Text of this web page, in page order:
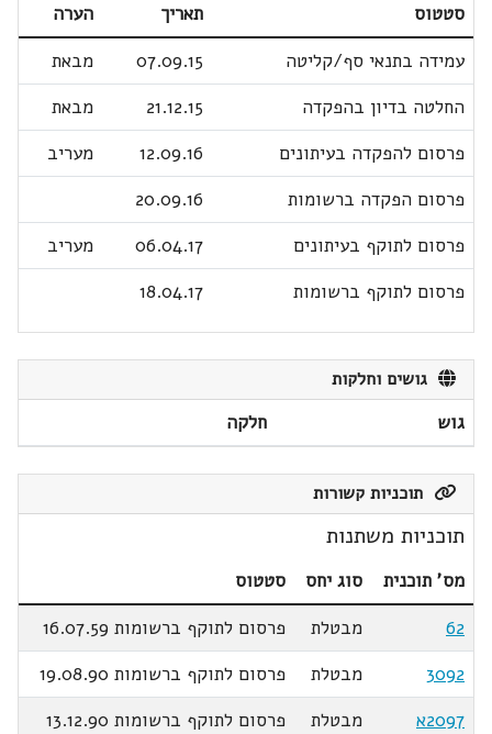
סטטוס תאריך
הערה
עמידה בתנאי סף/קליטה
07.09.15
מבאת
החלטה בדיון בהפקדה
21.12.15
מבאת
פרסום להפקדה בעיתונים
12.09.16
מעריב
פרסום הפקדה ברשומות
20.09.16
פרסום לתוקף בעיתונים
06.04.17
מעריב
פרסום לתוקף ברשומות
18.04.17
גושים וחלקות
גוש חלקה
תוכניות קשורות
תוכניות משתנות
מס' תוכנית סוג יחס
סטטוס
62
מבטלת
פרסום לתוקף ברשומות 16.07.59
3092
מבטלת
פרסום לתוקף ברשומות 19.08.90
2097א
מבטלת
פרסום לתוקף ברשומות 13.12.90